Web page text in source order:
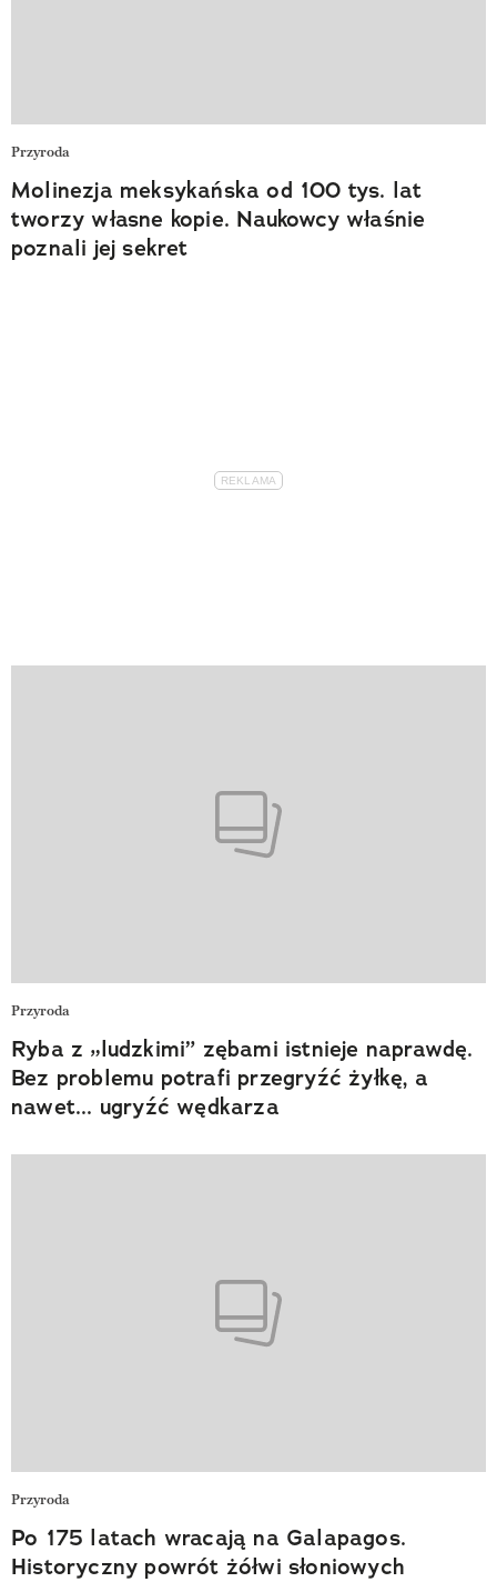
Przyroda
Molinezja meksykańska od 100 tys. lat
tworzy własne kopie. Naukowcy właśnie
poznali jej sekret
Przyroda
Ryba z „ludzkimi” zębami istnieje naprawdę.
Bez problemu potrafi przegryźć żyłkę, a
nawet... ugryźć wędkarza
Przyroda
Po 175 latach wracają na Galapagos.
Historyczny powrót żółwi słoniowych